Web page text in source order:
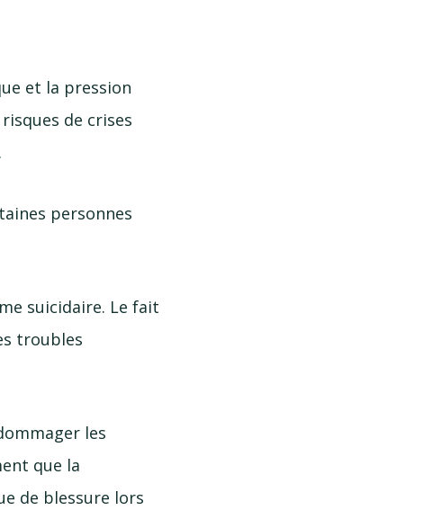
et la pression
de crises
personnes
suicidaire. Le fait
troubles
les
que la
de blessure lors